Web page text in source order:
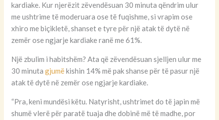
kardiake. Kur njerëzit zëvendësuan 30 minuta qëndrim ulur
me ushtrime të moderuara ose të fuqishme, si vrapim ose
xhiro me biçikletë, shanset e tyre për një atak të dytë në
zemër ose ngjarje kardiake ranë me 61%.
Një zbulim i habitshëm? Ata që zëvendësuan sjelljen ulur me
30 minutagjumëkishin 14% më pak shanse për të pasur një
atak të dytë në zemër ose ngjarje kardiake.
“Pra, keni mundësi këtu. Natyrisht, ushtrimet do të japin më
shumë vlerë për paratë tuaja dhe dobinë më të madhe, por